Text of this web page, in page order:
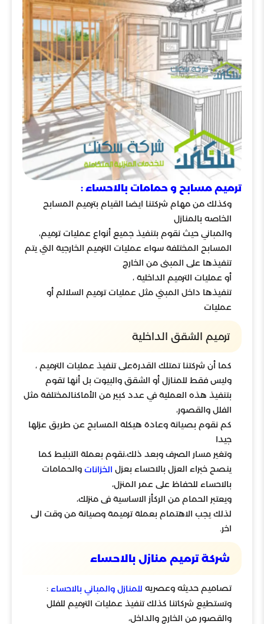
ترميم مسابح و حمامات بالاحساء :
وكذلك من مهام شركتنا ايضا القيام بترميم المسابح
الخاصه بالمنازل
والمباني حيث نقوم بتنفيذ جميع أنواع عمليات ترميم،
المسابح المختلفة سواء عمليات الترميم الخارجية التي يتم
تنفيذها على المبنى من الخارج
أو عمليات الترميم الداخلية ،
تنفيذها داخل المبني مثل عمليات ترميم السلالم أو
عمليات
ترميم الشقق الداخلية
كما أن شركتنا تمتلك القدرةعلى تنفيذ عمليات الترميم ،
وليس فقط للمنازل أو الشقق والبيوت بل أنها تقوم
بتنفيذ هذه العملية في عدد كبير من الأماكنالمختلفة مثل
الفلل والقصور،
كم نقوم بصيانة وعادة هيكلة المسابح عن طريق عزلها
جيدا
وتغير مسار الصرف وبعد ذلك،نقوم بعملة التبليط كما
ينصح خبراء العزل بالاحساء بعزل الخزانات والحمامات
بالاحساء للحفاظ على عمر المنزل،
ويعتبر الحمام من الركأز الاساسية فى منزلك،
لذلك يجب الاهتمام بعملة ترميمة وصيانة من وقت الى
اخر.
شركة ترميم منازل بالاحساء
تصاميم حديثه وعصريه للمنازل والمباني بالاحساء :
وتستطيع شركاتنا كذلك تنفيذ عمليات الترميم للفلل
والقصور من الخارج والداخل،